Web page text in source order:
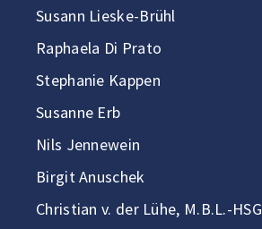
Susann Lieske-Brühl
Raphaela Di Prato
Stephanie Kappen
Susanne Erb
Nils Jennewein
Birgit Anuschek
Christian v. der Lühe, M.B.L.-HSG